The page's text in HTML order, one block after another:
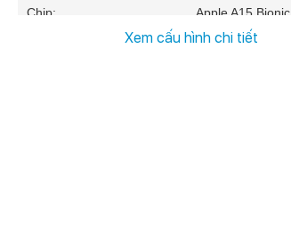
Chip: Apple A15 Bionic
Xem cấu hình chi tiết